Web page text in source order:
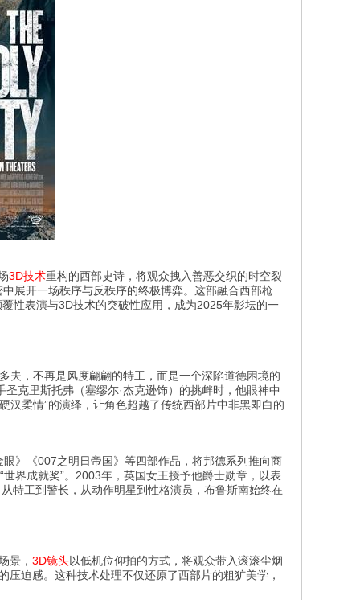
3D技术重构的西部史诗，将观众拽入善恶交织的时空裂
展开一场秩序与反秩序的终极博弈。这部融合西部枪
性表演与3D技术的突破性应用，成为2025年影坛的一
夫，不再是风度翩翩的特工，而是一个深陷道德困境的
克里斯托弗（塞缪尔·杰克逊饰）的挑衅时，他眼神中
汉柔情”的演绎，让角色超越了传统西部片中非黑即白的
》《007之明日帝国》等四部作品，将邦德系列推向商
界成就奖”。2003年，英国女王授予他爵士勋章，以表
特工到警长，从动作明星到性格演员，布鲁斯南始终在
景， 3D镜头以低机位仰拍的方式，将观众带入滚滚尘烟
迫感。这种技术处理不仅还原了西部片的粗犷美学，